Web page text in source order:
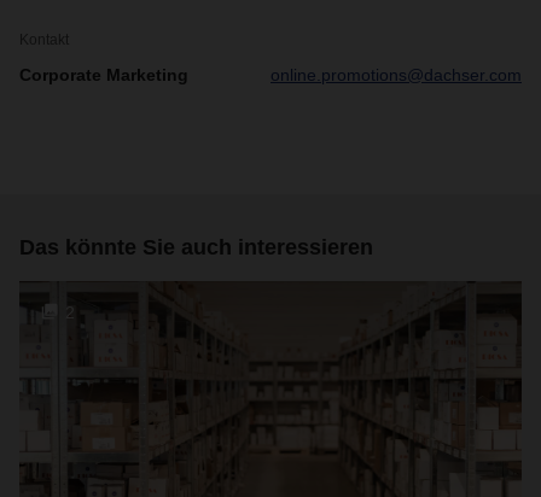
Kontakt
Corporate Marketing online.promotions@dachser.com
Das könnte Sie auch interessieren
2